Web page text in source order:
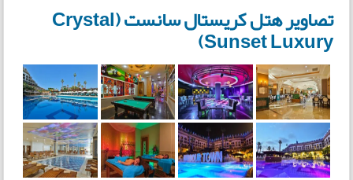
تصاویر هتل کریستال سانست (Crystal
Sunset Luxury)